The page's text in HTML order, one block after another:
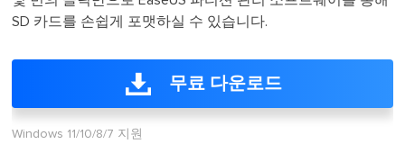
SD 카드를 손쉽게 포맷하실 수 있습니다.
무료 다운로드
Windows 11/10/8/7 지원